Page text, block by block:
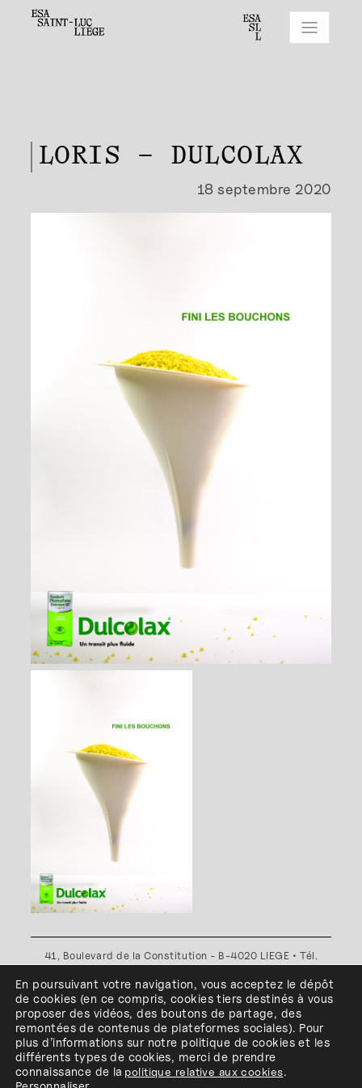
LORIS – DULCOLAX
18 septembre 2020
41, Boulevard de la Constitution - B-4020 LIEGE • Tél.
Plan d'accès•Politique de confidentialité•Politique de
cookies•Conditions générales
l'ESA Saint-Luc Liège est membre du
En poursuivant votre navigation, vous acceptez le dépôt
de cookies (en ce compris, cookiestiers destinés à vous
proposer des vidéos, des boutons de partage, des
remontées de contenus de plateformes sociales). Pour
plus d’informations sur notre politique de cookies et les
différents types de cookies, merci de prendre
connaissance de la politique relative aux cookies.